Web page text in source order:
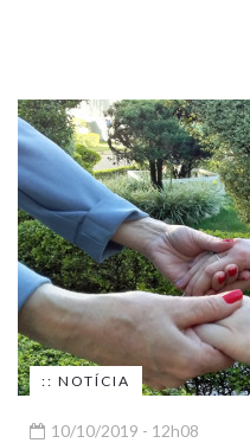
:: NOTÍCIA
10/10/2019 - 12h08